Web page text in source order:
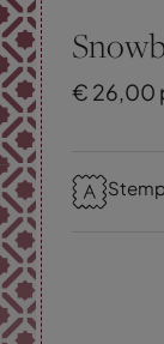
€ 26,00